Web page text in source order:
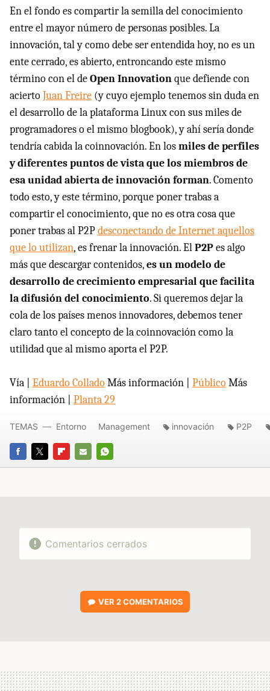
En el fondo es compartir la semilla del conocimiento
entre el mayor número de personas posibles. La
innovación, tal y como debe ser entendida hoy, no es un
ente cerrado, es abierto, entroncando este mismo
término con el deOpen Innovationque defiende con
aciertoJuan Freire (y cuyo ejemplo tenemos sin duda en
el desarrollo de la plataforma Linux con sus miles de
programadores o el mismo blogbook), y ahí sería donde
tendría cabida la coinnovación. En losmiles de perfiles
y diferentes puntos de vista que los miembros de
esa unidad abierta de innovación forman. Comento
todo esto, y este término, porque poner trabas a
compartir el conocimiento, que no es otra cosa que
poner trabas al P2Pdesconectando de Internet aquellos
que lo utilizan, es frenar la innovación. ElP2Pes algo
más que descargar contenidos,es un modelo de
desarrollo de crecimiento empresarial que facilita
la difusión del conocimiento. Si queremos dejar la
cola de los países menos innovadores, debemos tener
claro tanto el concepto de la coinnovación como la
utilidad que al mismo aporta el P2P.
Vía | Eduardo ColladoMás información | PúblicoMás
información | Planta 29
FACEBOOK
TWITTERFLIPBOARD
E-
WHATSAPP
TEMAS Entorno Management innovación P2P
Comentarios cerrados
VER2 COMENTARIOS